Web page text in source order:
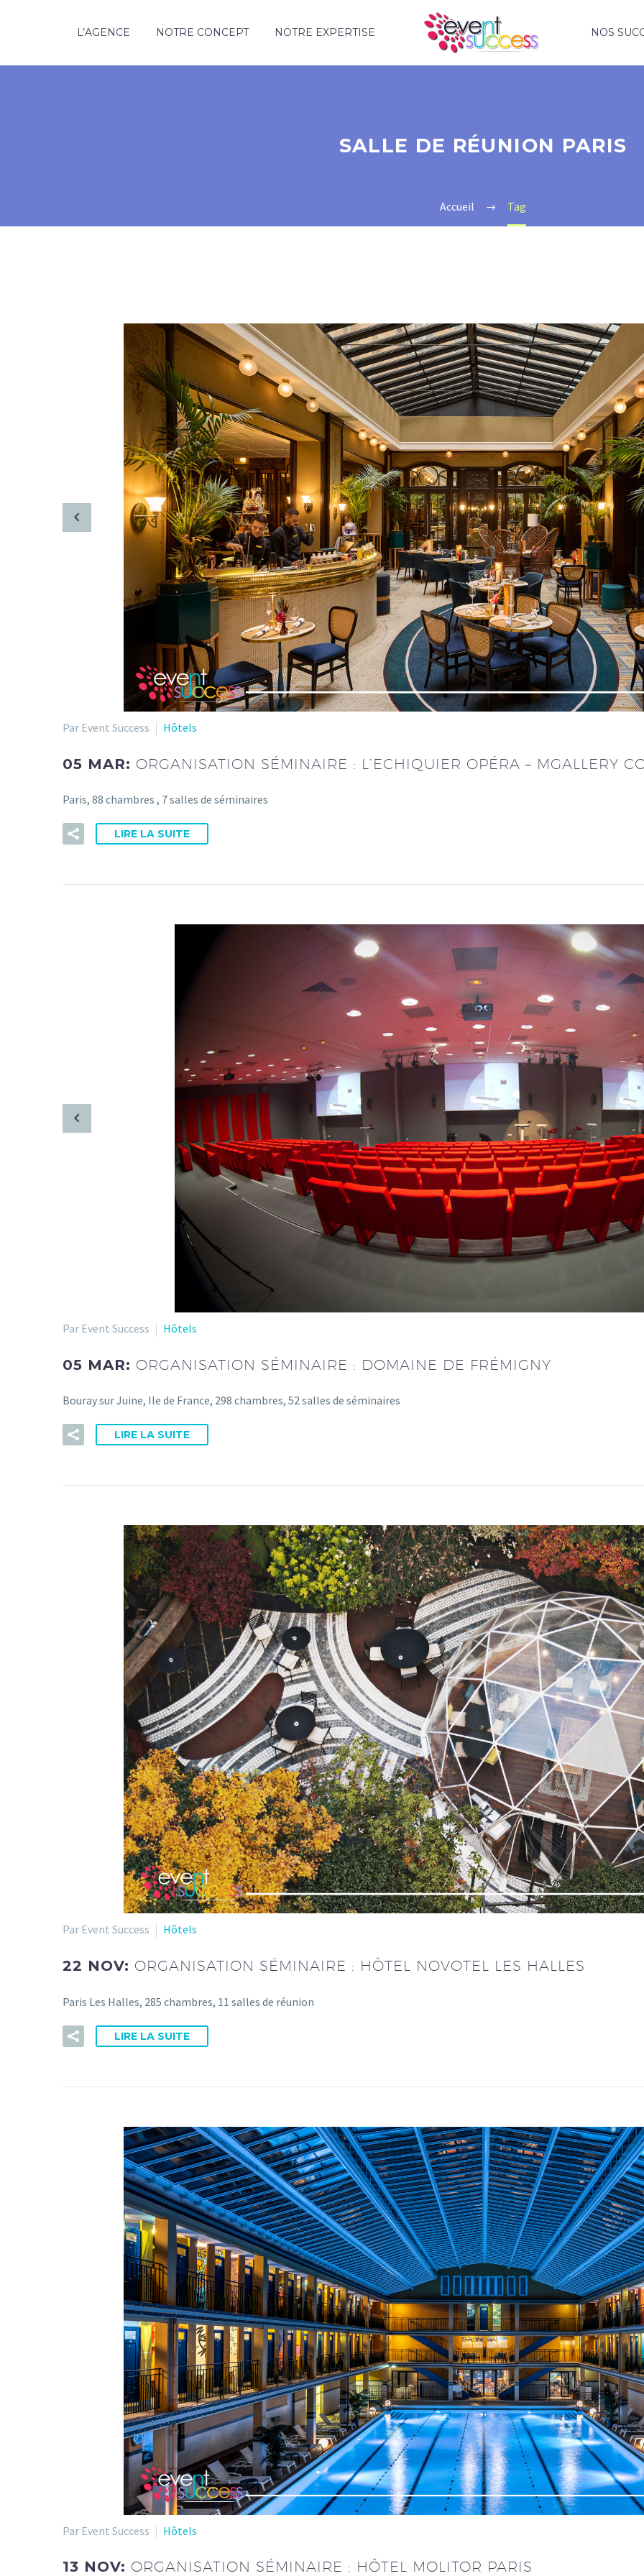
L’AGENCE NOTRE CONCEPT NOTRE EXPERTISE NOS
SALLE DE RÉUNION PARIS
Accueil Tag
Par Event Success Hôtels
05 MAR: ORGANISATION SÉMINAIRE : L’ECHIQUIER OPÉRA – MGALLERY
Paris, 88 chambres , 7 salles de séminaires
LIRE LA SUITE
Par Event Success Hôtels
05 MAR: ORGANISATION SÉMINAIRE : DOMAINE DE FRÉMIGNY
Bouray sur Juine, Ile de France, 298 chambres, 52 salles de séminaires
LIRE LA SUITE
Par Event Success Hôtels
22 NOV: ORGANISATION SÉMINAIRE : HÔTEL NOVOTEL LES HALLES
Paris Les Halles, 285 chambres, 11 salles de réunion
LIRE LA SUITE
Par Event Success Hôtels
13 NOV: ORGANISATION SÉMINAIRE : HÔTEL MOLITOR PARIS